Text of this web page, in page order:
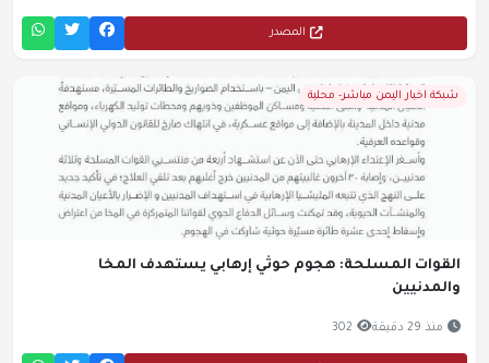
المصدر
شبكة اخبار اليمن مباشر- محلية
القوات المسلحة: هجوم حوثي إرهابي يستهدف المخا
والمدنيين
منذ 29 دقيقة 302